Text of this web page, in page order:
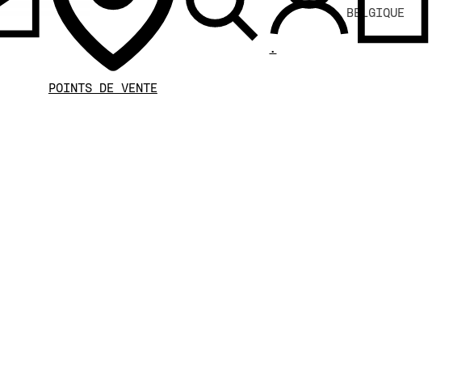
POINTS DE VENTE
.
BELGIQUE